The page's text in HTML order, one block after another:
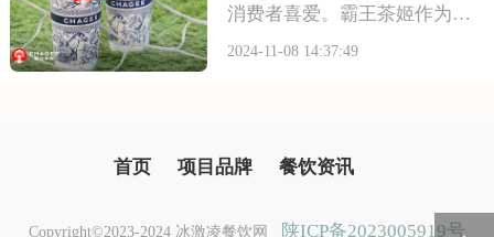
消费者喜爱。霸王茶姬作为行
业新锐，凭借其精湛的制茶工
着浓郁的茶香，令人回味。今
日聚焦霸王茶姬加盟
2024-11-08 14:37:49
首页 项目品牌 餐饮资讯
Copyright©2023-2024 冰激凌餐饮网 陕ICP备2023005919号